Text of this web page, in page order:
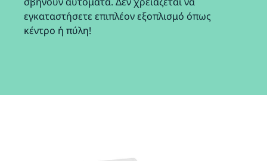
εγκαταστήσετε επιπλέον εξοπλισμό όπως
κέντρο ή πύλη!